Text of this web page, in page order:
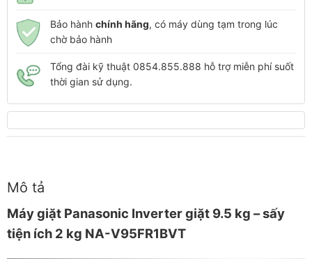
Bảo hành chính hãng, có máy dùng tạm trong lúc
chờ bảo hành
Tổng đài kỹ thuật 0854.855.888 hỗ trợ miễn phí suốt
thời gian sử dụng.
Mô tả
Máy giặt Panasonic Inverter giặt 9.5 kg – sấy
tiện ích 2 kg NA-V95FR1BVT